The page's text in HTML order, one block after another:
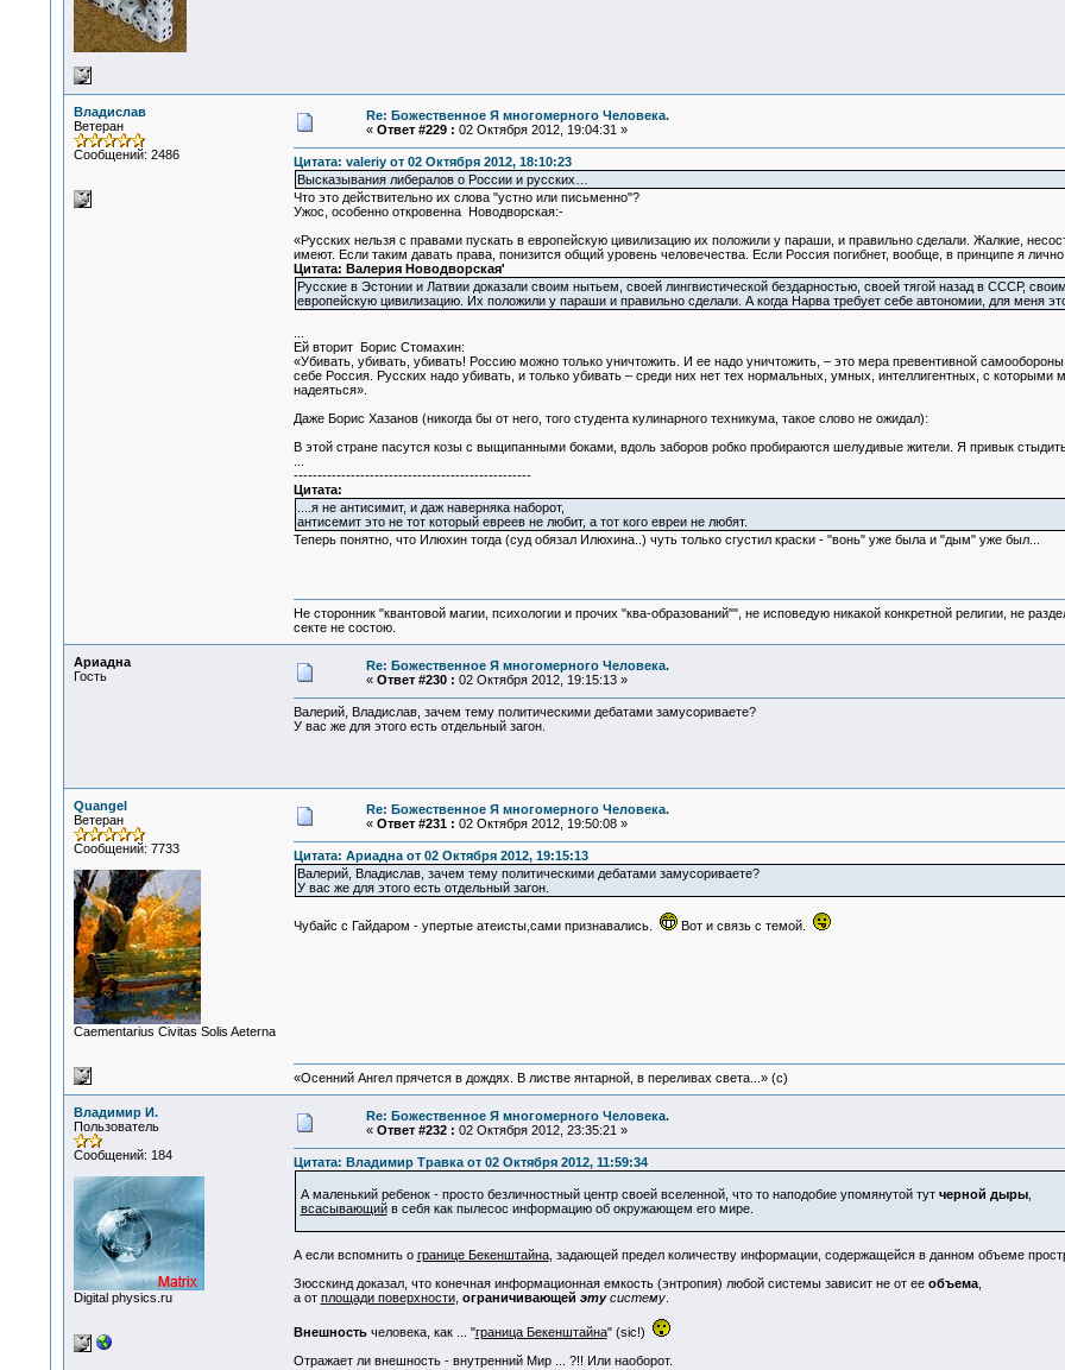
Владислав
Ветеран
Сообщений: 2486
Re: Божественное Я многомерного Человека.
« Ответ #229 : 02 Октября 2012, 19:04:31 »
Цитата: valeriy от 02 Октября 2012, 18:10:23
Высказывания либералов о России и русских…
Что это действительно их слова "устно или письменно"?
Ужос, особенно откровенна Новодворская:-
«Русских нельзя с правами пускать в европейскую цивилизацию их положили у параши, и правильно сделали. Жалкие,
имеют. Если таким давать права, понизится общий уровень человечества. Если Россия погибнет, вообще, в принципе я лично
Цитата: Валерия Новодворская'
Русские в Эстонии и Латвии доказали своим нытьем, своей лингвистической бездарностью, своей тягой назад в СССР,
европейскую цивилизацию. Их положили у параши и правильно сделали. А когда Нарва требует себе автономии, для меня
Ей вторит Борис Стомахин:
«Убивать, убивать, убивать! Россию можно только уничтожить. И ее надо уничтожить, – это мера превентивной
себе Россия. Русских надо убивать, и только убивать – среди них нет тех нормальных, умных, интеллигентных, с
надеяться».
Даже Борис Хазанов (никогда бы от него, того студента кулинарного техникума, такое слово не ожидал):
В этой стране пасутся козы с выщипанными боками, вдоль заборов робко пробираются шелудивые жители. Я привык
--------------------------------------------------
Цитата:
....я не антисимит, и даж наверняка наборот,
антисемит это не тот который евреев не любит, а тот кого евреи не любят.
Теперь понятно, что Илюхин тогда (суд обязал Илюхина..) чуть только сгустил краски - "вонь" уже была и "дым" уже был...
Не сторонник "квантовой магии, психологии и прочих "ква-образований"", не исповедую никакой конкретной религии, не
секте не состою.
Ариадна
Гость
Re: Божественное Я многомерного Человека.
« Ответ #230 : 02 Октября 2012, 19:15:13 »
Валерий, Владислав, зачем тему политическими дебатами замусориваете?
У вас же для этого есть отдельный загон.
Quangel
Ветеран
Сообщений: 7733
Сaementarius Civitas Solis Aeterna
Re: Божественное Я многомерного Человека.
« Ответ #231 : 02 Октября 2012, 19:50:08 »
Цитата: Ариадна от 02 Октября 2012, 19:15:13
Валерий, Владислав, зачем тему политическими дебатами замусориваете?
У вас же для этого есть отдельный загон.
Чубайс с Гайдаром - упертые атеисты,сами признавались. Вот и связь с темой.
«Осенний Ангел прячется в дождях. В листве янтарной, в переливах света...» (c)
Владимир И.
Пользователь
Сообщений: 184
Digital physics.ru
Re: Божественное Я многомерного Человека.
« Ответ #232 : 02 Октября 2012, 23:35:21 »
Цитата: Владимир Травка от 02 Октября 2012, 11:59:34
А маленький ребенок - просто безличностный центр своей вселенной, что то наподобие упомянутой тут черной дыры,
всасывающийв себя как пылесос информацию об окружающем его мире.
А если вспомнить о границе Бекенштайна, задающей предел количеству информации, содержащейся в данном объеме
Зюсскинд доказал, что конечная информационная емкость (энтропия) любой системы зависит не от ее объема,
а от площади поверхности, ограничивающей этусистему.
Внешностьчеловека, как ... "граница Бекенштайна" (sic!)
Отражает ли внешность - внутренний Мир ... ?!! Или наоборот.